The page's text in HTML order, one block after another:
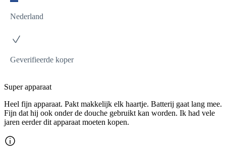
Nederland
Geverifieerde koper
Super apparaat
Heel fijn apparaat. Pakt makkelijk elk haartje. Batterij gaat lang mee.
Fijn dat hij ook onder de douche gebruikt kan worden. Ik had vele
jaren eerder dit apparaat moeten kopen.